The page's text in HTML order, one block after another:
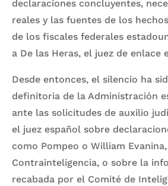
declaraciones concluyentes,
reales y las fuentes de los
de los fiscales federales
a De las Heras, el juez de enlace
Desde entonces, el silencio ha
definitoria de la Administración
ante las solicitudes de auxilio
el juez español sobre
como Pompeo o William
Contrainteligencia, o sobre la
recabada por el Comité de